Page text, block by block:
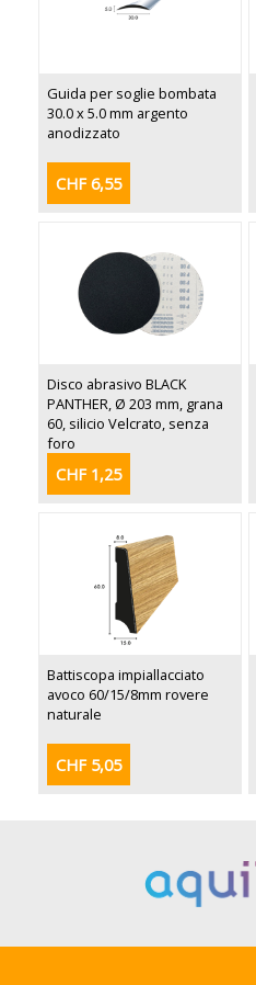
Guida per soglie bombata
30.0 x 5.0 mm argento
anodizzato
CHF 6,55
Disco abrasivo BLACK
PANTHER, Ø 203 mm, grana
60, silicio Velcrato, senza
foro
CHF 1,25
Battiscopa impiallacciato
avoco 60/15/8mm rovere
naturale
CHF 5,05